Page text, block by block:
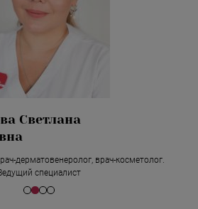
Светлана
дерматовенеролог, врач-косметолог.
специалист